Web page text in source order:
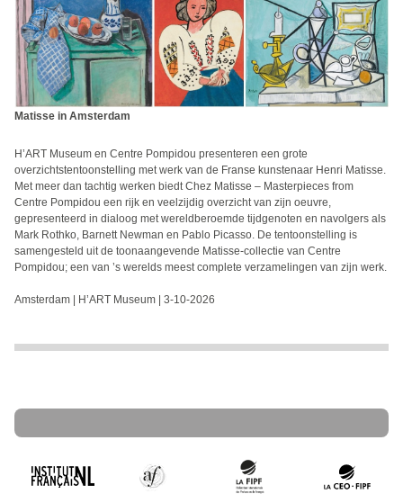
Matisse in Amsterdam
H’ART Museum en Centre Pompidou presenteren een grote
overzichtstentoonstelling met werk van de Franse kunstenaar Henri Matisse.
Met meer dan tachtig werken biedt Chez Matisse – Masterpieces from
Centre Pompidou een rijk en veelzijdig overzicht van zijn oeuvre,
gepresenteerd in dialoog met wereldberoemde tijdgenoten en navolgers als
Mark Rothko, Barnett Newman en Pablo Picasso. De tentoonstelling is
samengesteld uit de toonaangevende Matisse-collectie van Centre
Pompidou; een van ’s werelds meest complete verzamelingen van zijn werk.
Amsterdam | H’ART Museum | 3-10-2026